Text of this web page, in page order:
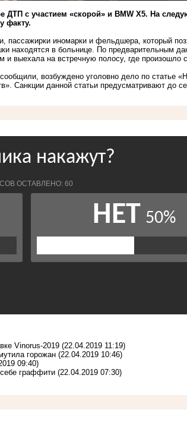
ДТП с участием «скорой» и BMW X5. На
факту.
пассажирки иномарки и фельдшера, который
находятся в больнице. По предварительным
выехала на встречную полосу, где произошло
возбуждено уголовно дело по статье
Санкции данной статьи предусматривают до
Vinorus-2019 (22.04.2019 11:19)
горожан (22.04.2019 10:46)
09:40)
граффити (22.04.2019 07:30)